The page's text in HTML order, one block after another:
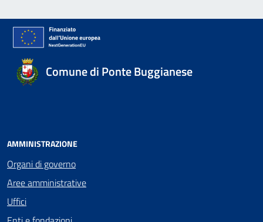
Comune di Ponte Buggianese
AMMINISTRAZIONE
Organi di governo
Aree amministrative
Uffici